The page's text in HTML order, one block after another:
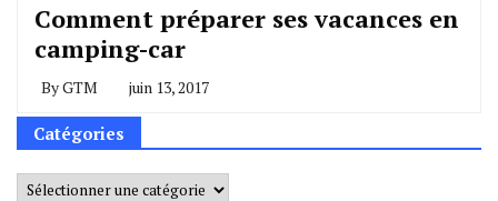
Comment préparer ses vacances en
camping-car
ByGTM juin 13, 2017
Catégories
Catégories